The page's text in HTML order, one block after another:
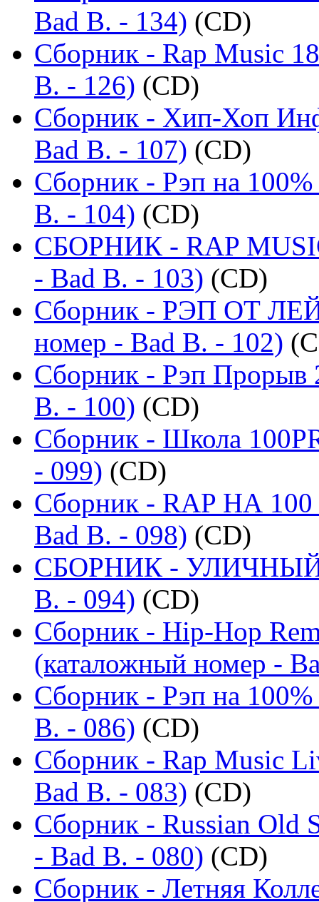
Bad B. - 134) (CD)
Сборник - Rap Music
B. - 126) (CD)
Сборник - Хип-Хоп
Bad B. - 107) (CD)
Сборник - Рэп на
B. - 104) (CD)
СБОРНИК - RAP
- Bad B. - 103) (CD)
Сборник - РЭП ОТ
номер - Bad B. - 102)
Сборник - Рэп Прорыв
B. - 100) (CD)
Сборник - Школа
- 099) (CD)
Сборник - RAP НА 100
Bad B. - 098) (CD)
СБОРНИК - УЛИЧНЫЙ
B. - 094) (CD)
Сборник - Hip-Hop
(каталожный номер -
Сборник - Рэп на
B. - 086) (CD)
Сборник - Rap Music
Bad B. - 083) (CD)
Сборник - Russian Old
- Bad B. - 080) (CD)
Сборник - Летняя